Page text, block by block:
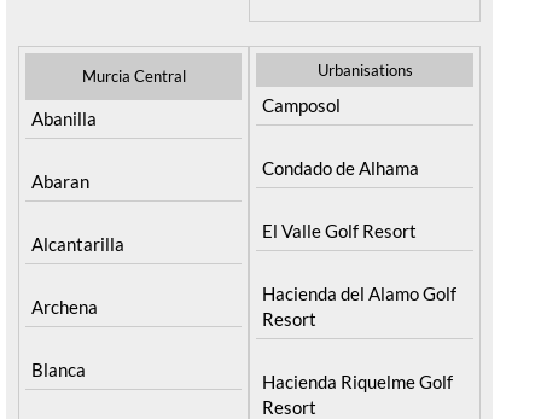
Murcia Central
Abanilla
Abaran
Alcantarilla
Archena
Blanca
Urbanisations
Camposol
Condado de Alhama
El Valle Golf Resort
Hacienda del Alamo Golf
Resort
Hacienda Riquelme Golf
Resort